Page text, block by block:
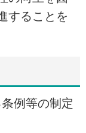
することを
例等の制定